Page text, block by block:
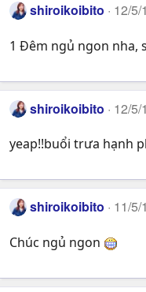
shiroikoibito 12/5/
1 Đêm ngủ ngon nha,
shiroikoibito 12/5/
yeap!!buổi trưa hạnh
shiroikoibito 11/5/
Chúc ngủ ngon